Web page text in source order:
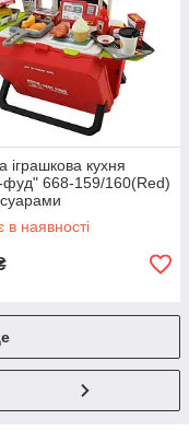
іграшкова кухня
фуд" 668-159/160(Red)
в наявності